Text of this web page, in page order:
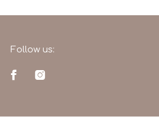
Follow us: